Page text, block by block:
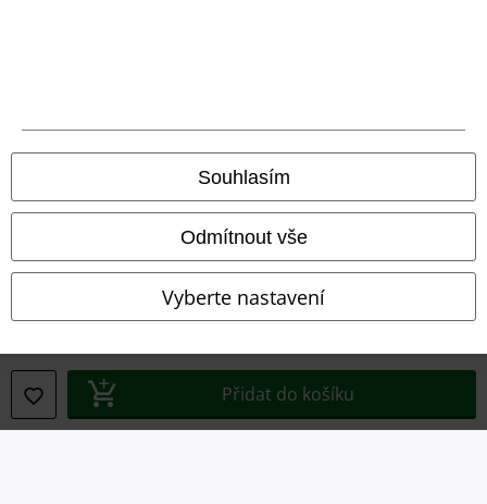
Souhlasím
Odmítnout vše
Vyberte nastavení
Přidat do košíku
Ochrana osobních údajů
Likvidace odpadu a ochrana životního prostředí
Informace o přístupnosti
Nastavení souborů cookie
Odstoupení od smlouvy